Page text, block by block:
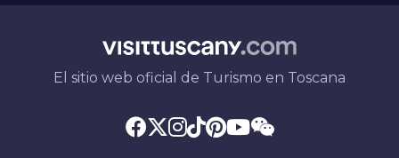
El sitio web oficial de Turismo en Toscana